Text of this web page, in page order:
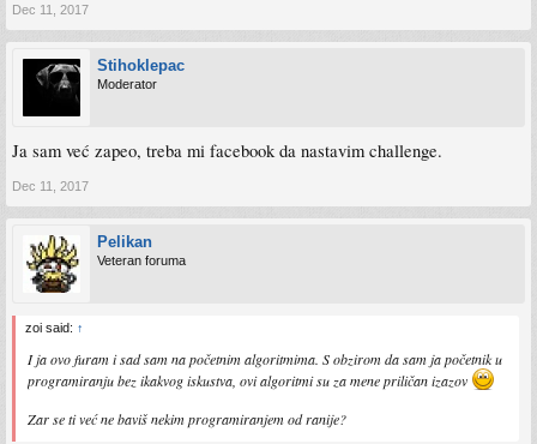
Dec 11, 2017
Stihoklepac
Moderator
Ja sam već zapeo, treba mi facebook da nastavim challenge.
Dec 11, 2017
Pelikan
Veteran foruma
zoi said: ↑
I ja ovo furam i sad sam na početnim algoritmima. S obzirom da sam ja početnik u
programiranju bez ikakvog iskustva, ovi algoritmi su za mene priličan izazov
Zar se ti već ne baviš nekim programiranjem od ranije?